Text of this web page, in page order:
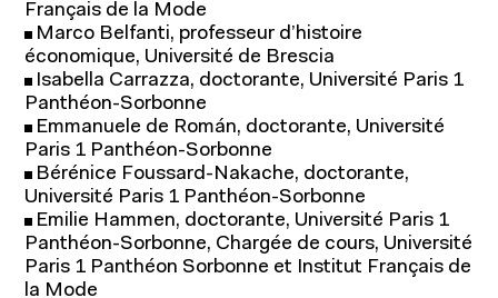
À propos de l'IFM
Formation continue
Français de la Mode
Marco Belfanti, professeur d’histoire
économique, Université de Brescia
Isabella Carrazza, doctorante, Université Paris 1
Panthéon-Sorbonne
Emmanuele de Román, doctorante, Université
Paris 1 Panthéon-Sorbonne
Bérénice Foussard-Nakache, doctorante,
Université Paris 1 Panthéon-Sorbonne
Emilie Hammen, doctorante, Université Paris 1
Panthéon-Sorbonne, Chargée de cours, Université
Paris 1 Panthéon Sorbonne et Institut Français de
la Mode